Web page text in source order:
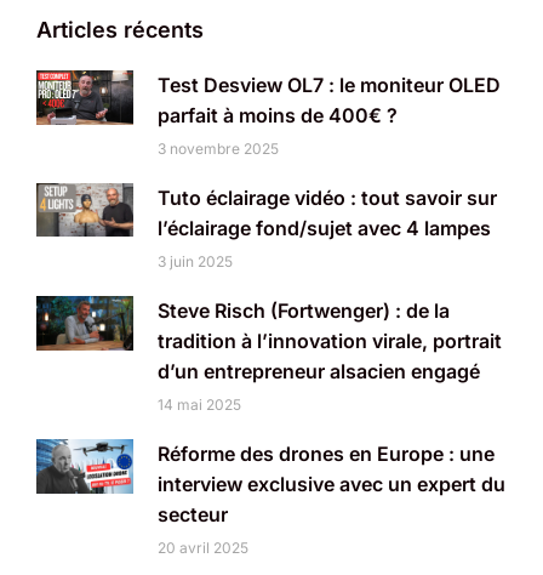
Articles récents
Test Desview OL7 : le moniteur OLED
parfait à moins de 400€ ?
3 novembre 2025
Tuto éclairage vidéo : tout savoir sur
l’éclairage fond/sujet avec 4 lampes
3 juin 2025
Steve Risch (Fortwenger) : de la
tradition à l’innovation virale, portrait
d’un entrepreneur alsacien engagé
14 mai 2025
Réforme des drones en Europe : une
interview exclusive avec un expert du
secteur
20 avril 2025